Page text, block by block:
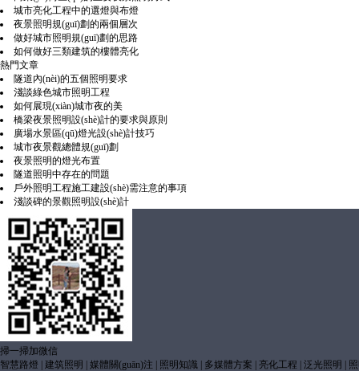
城市亮化工程中的選燈與布燈
夜景照明規(guī)劃的兩個層次
做好城市照明規(guī)劃的思路
如何做好三類建筑的樓體亮化
熱門文章
隧道內(nèi)的五個照明要求
淺談綠色城市照明工程
如何展現(xiàn)城市夜的美
橋梁夜景照明設(shè)計的要求與原則
廣場水景區(qū)燈光設(shè)計技巧
城市夜景觀總體規(guī)劃
夜景照明的燈光布置
隧道照明中存在的問題
戶外照明工程施工建設(shè)需注意的事項
淺談碑的景觀照明設(shè)計
掃一掃加微信
智慧路燈
建筑照明 媒體關(guān)注 照明知識 多媒體方案 亮化工程 泛光照明